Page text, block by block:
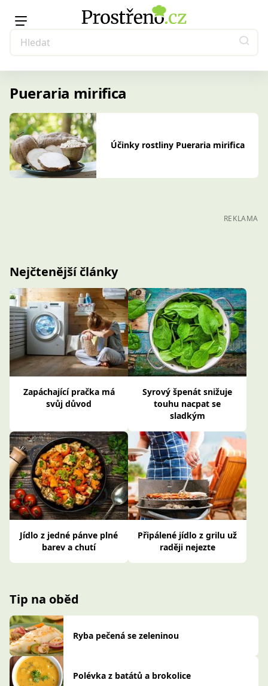
Pueraria mirifica
Účinky rostliny Pueraria mirifica
REKLAMA
Nejčtenější články
Zapáchající pračka má
svůj důvod
Syrový špenát snižuje
touhu nacpat se
sladkým
Jídlo z jedné pánve plné
barev a chutí
Připálené jídlo z grilu už
raději nejezte
Tip na oběd
Ryba pečená se zeleninou
Polévka z batátů a brokolice